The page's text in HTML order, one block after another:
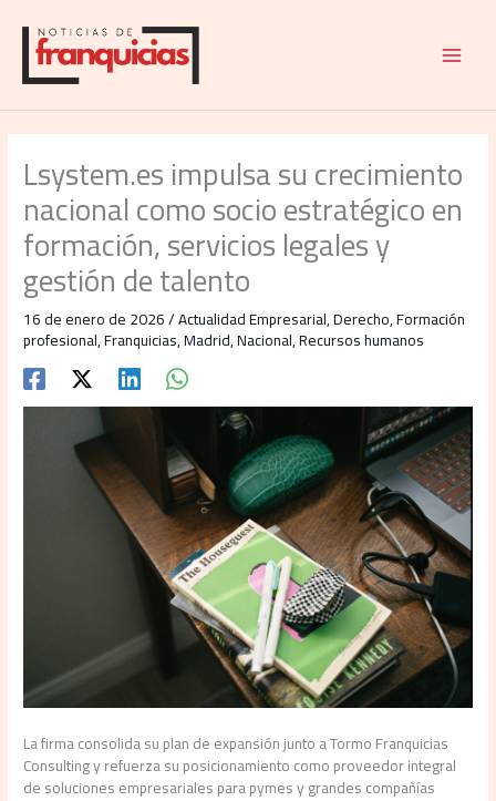
contenido
Lsystem.es impulsa su crecimiento
nacional como socio estratégico en
formación, servicios legales y
gestión de talento
16 de enero de 2026/Actualidad Empresarial,Derecho,Formación
profesional,Franquicias,Madrid,Nacional,Recursos humanos
La firma consolida su plan de expansión junto a Tormo Franquicias
Consulting y refuerza su posicionamiento como proveedor integral
de soluciones empresariales para pymes y grandes compañías